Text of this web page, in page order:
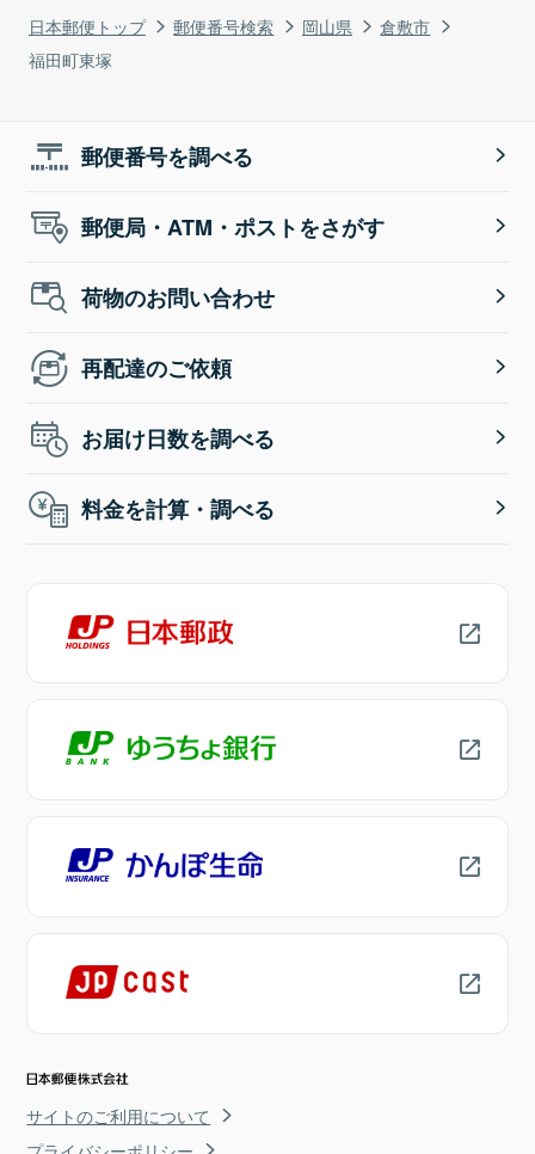
日本郵便トップ 郵便番号検索 岡山県
倉敷市
福田町東塚
郵便番号を調べる
郵便局・ATM・ポストをさがす
荷物のお問い合わせ
再配達のご依頼
お届け日数を調べる
料金を計算・調べる
サイトのご利用について